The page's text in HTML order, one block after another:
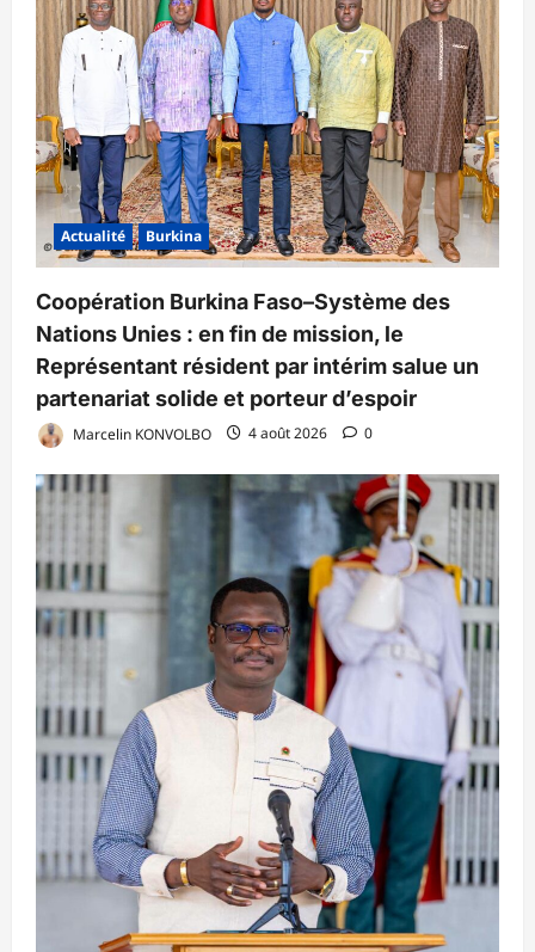
Actualité Burkina
Coopération Burkina Faso–Système des
Nations Unies : en fin de mission, le
Représentant résident par intérim salue un
partenariat solide et porteur d’espoir
Marcelin KONVOLBO 4 août 2026 0